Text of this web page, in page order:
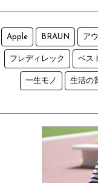
Apple BRAUN ア
フレディレック ベス
一生モノ 生活の